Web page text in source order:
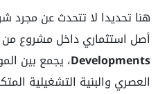
هنا تحديدا لا تتحدث عن مجرد
أصل استثماري داخل مشروع
Developments، يجمع بين
العصري والبنية التشغيلية